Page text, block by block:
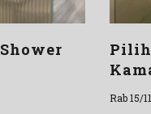
Rab 15/